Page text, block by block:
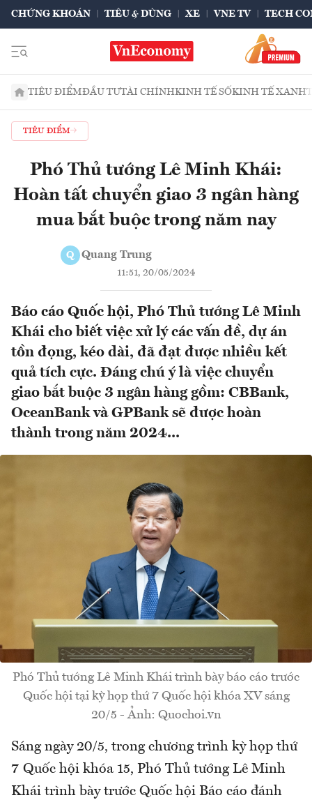
CHỨNG KHOÁN TIÊU & DÙNG XE VNE TV TECH
TIÊU ĐIỂMĐẦU TƯTÀI CHÍNHKINH TẾ SỐKINH TẾ XANH
TIÊU ĐIỂM
Phó Thủ tướng Lê Minh Khái:
Hoàn tất chuyển giao 3 ngân hàng
mua bắt buộc trong năm nay
Q Quang Trung
11:51, 20/05/2024
Báo cáo Quốc hội, Phó Thủ tướng Lê Minh
Khái cho biết việc xử lý các vấn đề, dự án
tồn đọng, kéo dài, đã đạt được nhiều kết
quả tích cực. Đáng chú ý là việc chuyển
giao bắt buộc 3 ngân hàng gồm: CBBank,
OceanBank và GPBank sẽ được hoàn
thành trong năm 2024...
Phó Thủ tướng Lê Minh Khái trình bày báo cáo trước
Quốc hội tại kỳ họp thứ 7 Quốc hội khóa XV sáng
20/5 - Ảnh: Quochoi.vn
Sáng ngày 20/5, trong chương trình kỳ họp thứ
7 Quốc hội khóa 15, Phó Thủ tướng Lê Minh
Khái trình bày trước Quốc hội Báo cáo đánh